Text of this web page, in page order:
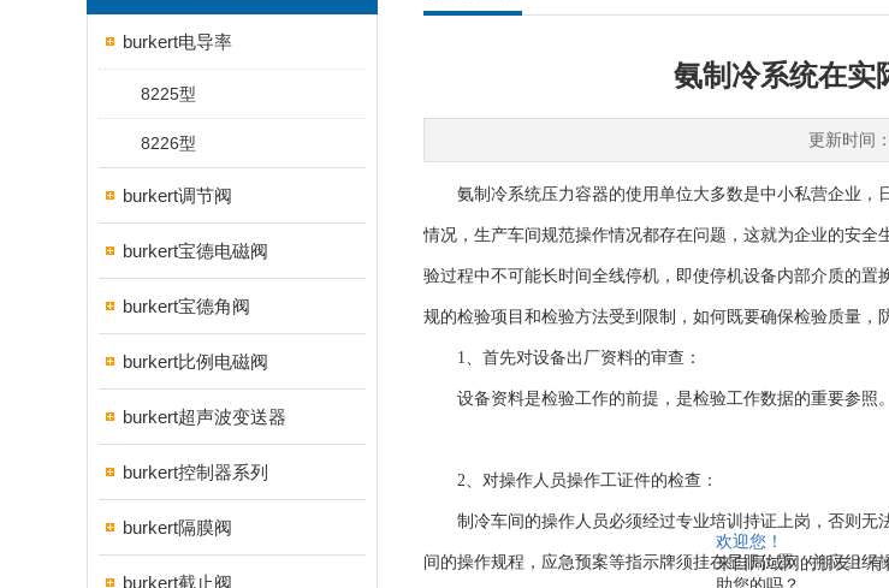
欢迎您！
来自局域网的朋友！有
助您的吗？
burkert电导率
8225型
8226型
burkert调节阀
burkert宝德电磁阀
burkert宝德角阀
burkert比例电磁阀
burkert超声波变送器
burkert控制器系列
burkert隔膜阀
burkert截止阀
氨制冷系统在实
更新时间
氨制冷系统压力容器的使用单位大多数是中小私营企业，
情况，生产车间规范操作情况都存在问题，这就为企业的安
验过程中不可能长时间全线停机，即使停机设备内部介质的
规的检验项目和检验方法受到限制，如何既要确保检验质量，
1、首先对设备出厂资料的审查：
设备资料是检验工作的前提，是检验工作数据的重要参照
2、对操作人员操作工证件的检查：
制冷车间的操作人员必须经过专业培训持证上岗，否则无
间的操作规程，应急预案等指示牌须挂在显眼位置，并应组织